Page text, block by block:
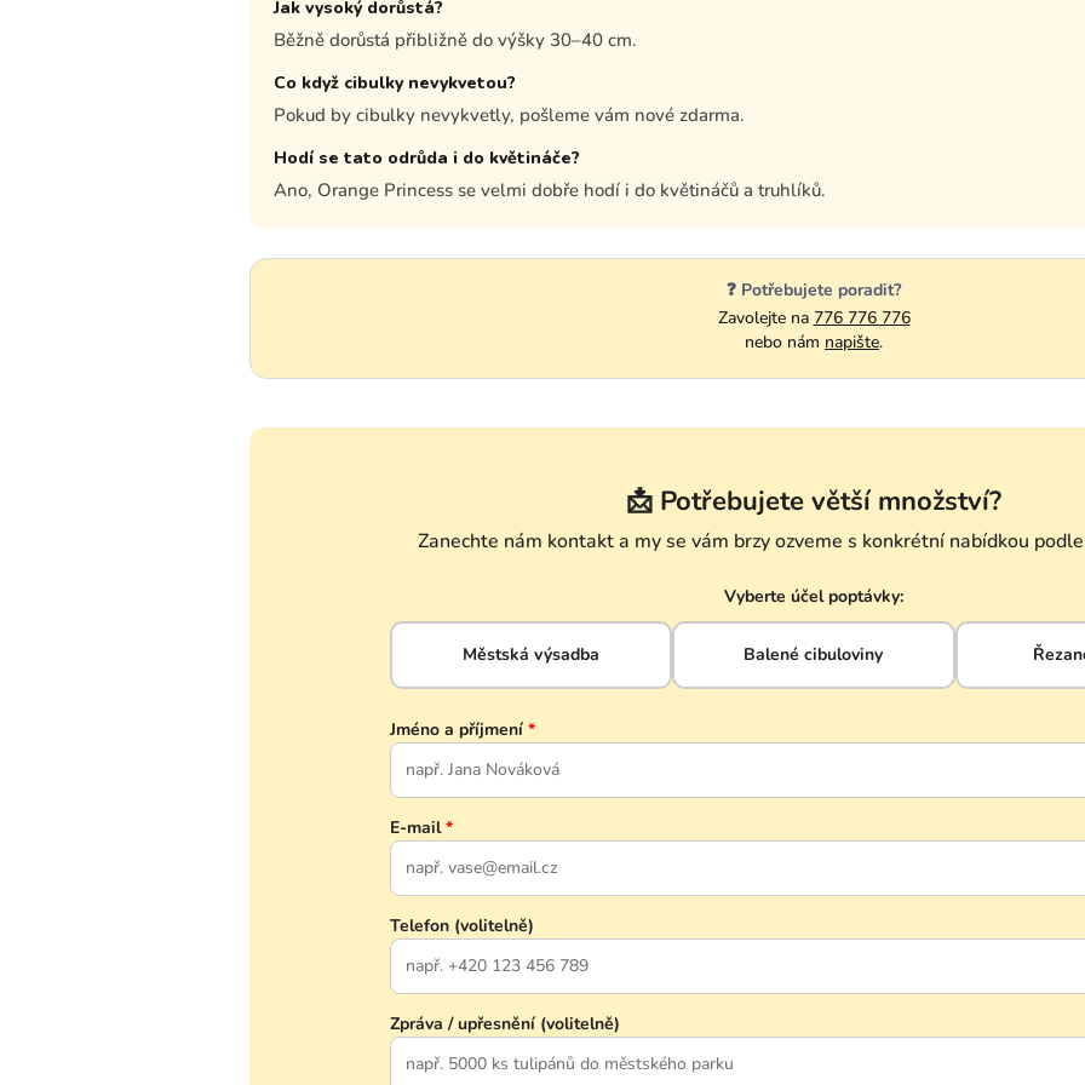
Jak vysoký dorůstá?
Běžně dorůstá přibližně do výšky 30–40 cm.
Co když cibulky nevykvetou?
Pokud by cibulky nevykvetly, pošleme vám nové zdarma.
Hodí se tato odrůda i do květináče?
Ano, Orange Princess se velmi dobře hodí i do květináčů a truhlíků.
❓ Potřebujete poradit?
Zavolejte na 776 776 776
nebo nám napište.
📩 Potřebujete větší množství?
Zanechte nám kontakt a my se vám brzy ozveme s konkrétní nabídkou
Vyberte účel poptávky:
Městská výsadba Balené cibuloviny
Jméno a příjmení *
E-mail*
Telefon (volitelně)
Zpráva / upřesnění (volitelně)